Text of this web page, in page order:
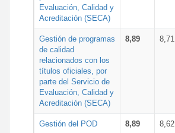
Evaluación, Calidad y
Acreditación (SECA)
Gestión de programas
de calidad
relacionados con los
títulos oficiales, por
parte del Servicio de
Evaluación, Calidad y
Acreditación (SECA)
8,89 8,71
Gestión del POD 8,89 8,62